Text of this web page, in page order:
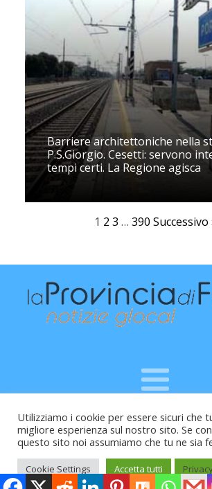
Barriere architettoniche nella
P.S.Giorgio. Cesetti: servono
tempi certi. La Regione agisca
1 2 3 … 390 Successivo
Raffaele Vitali - via Leopardi 10 -
Cod.Fisc VTLRFL77B02L500Y -
Trib.Fermo n.04/2010 del 05/
Utilizziamo i cookie per essere sicuri che
migliore esperienza sul nostro sito. Se
questo sito noi assumiamo che tu ne sia
Cookie Settings Accetta tutti